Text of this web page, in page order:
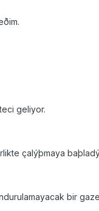
geliyor.
çalýþmaya
bir